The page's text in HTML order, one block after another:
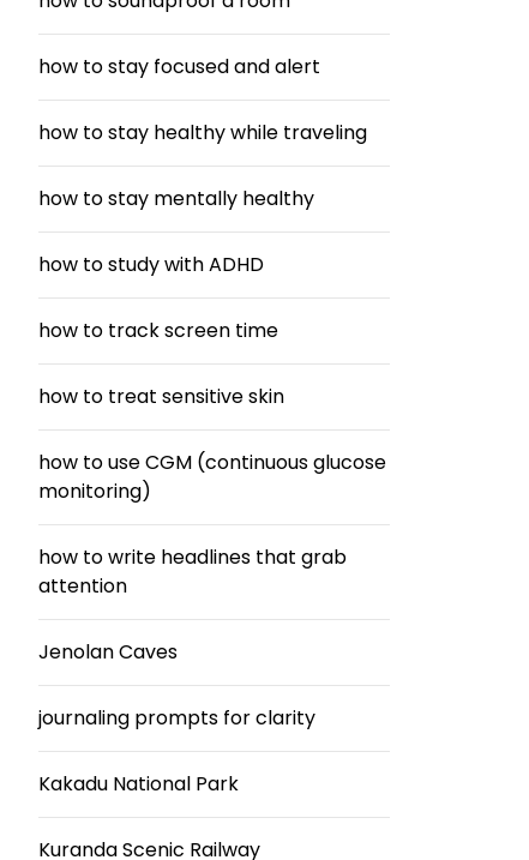
how to stay focused and alert
how to stay healthy while traveling
how to stay mentally healthy
how to study with ADHD
how to track screen time
how to treat sensitive skin
how to use CGM (continuous glucose
monitoring)
how to write headlines that grab
attention
Jenolan Caves
journaling prompts for clarity
Kakadu National Park
Kuranda Scenic Railway